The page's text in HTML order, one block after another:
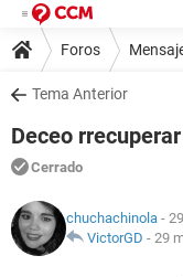
Foros
Tema Anterior
Deceo
Cerrado
chuchachinola -
VictorGD - 29